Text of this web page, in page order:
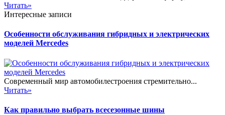
Читать»
Интересные записи
Особенности обслуживания гибридных и электрических
моделей Mercedes
Современный мир автомобилестроения стремительно...
Читать»
Как правильно выбрать всесезонные шины